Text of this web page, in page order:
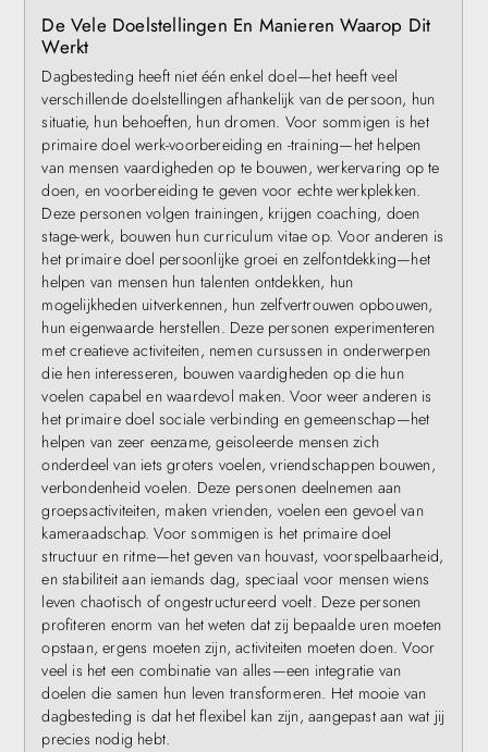
De Vele Doelstellingen En Manieren Waarop Dit
Werkt
Dagbesteding heeft niet één enkel doel—het heeft veel
verschillende doelstellingen afhankelijk van de persoon, hun
situatie, hun behoeften, hun dromen. Voor sommigen is het
primaire doel werk-voorbereiding en -training—het helpen
van mensen vaardigheden op te bouwen, werkervaring op te
doen, en voorbereiding te geven voor echte werkplekken.
Deze personen volgen trainingen, krijgen coaching, doen
stage-werk, bouwen hun curriculum vitae op. Voor anderen is
het primaire doel persoonlijke groei en zelfontdekking—het
helpen van mensen hun talenten ontdekken, hun
mogelijkheden uitverkennen, hun zelfvertrouwen opbouwen,
hun eigenwaarde herstellen. Deze personen experimenteren
met creatieve activiteiten, nemen cursussen in onderwerpen
die hen interesseren, bouwen vaardigheden op die hun
voelen capabel en waardevol maken. Voor weer anderen is
het primaire doel sociale verbinding en gemeenschap—het
helpen van zeer eenzame, geisoleerde mensen zich
onderdeel van iets groters voelen, vriendschappen bouwen,
verbondenheid voelen. Deze personen deelnemen aan
groepsactiviteiten, maken vrienden, voelen een gevoel van
kameraadschap. Voor sommigen is het primaire doel
structuur en ritme—het geven van houvast, voorspelbaarheid,
en stabiliteit aan iemands dag, speciaal voor mensen wiens
leven chaotisch of ongestructureerd voelt. Deze personen
profiteren enorm van het weten dat zij bepaalde uren moeten
opstaan, ergens moeten zijn, activiteiten moeten doen. Voor
veel is het een combinatie van alles—een integratie van
doelen die samen hun leven transformeren. Het mooie van
dagbesteding is dat het flexibel kan zijn, aangepast aan wat jij
precies nodig hebt.